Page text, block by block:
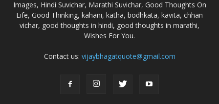
Images, Hindi Suvichar, Marathi Suvichar, Good Thoughts On
Life, Good Thinking, kahani, katha, bodhkata, kavita, chhan
vichar, good thoughts in hindi, good thoughts in marathi,
Wishes For You.
Contact us: vijaybhagatquote@gmail.com